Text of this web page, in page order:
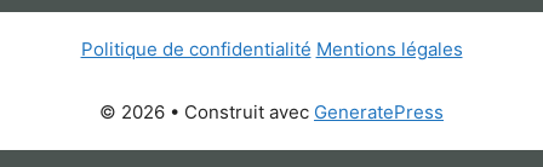
Politique de confidentialité Mentions légales
© 2026 • Construit avec GeneratePress